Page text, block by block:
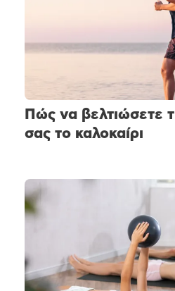
Πώς να βελτιώσετε
σας το καλοκαίρι